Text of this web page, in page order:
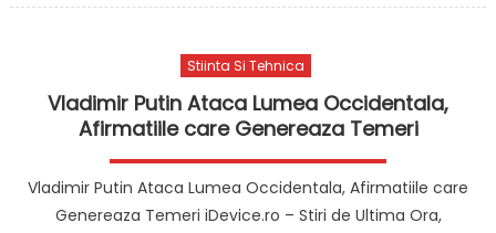
Stiinta Si Tehnica
Vladimir Putin Ataca Lumea Occidentala,
Afirmatiile care Genereaza Temeri
Vladimir Putin Ataca Lumea Occidentala, Afirmatiile care
Genereaza Temeri iDevice.ro – Stiri de Ultima Ora,